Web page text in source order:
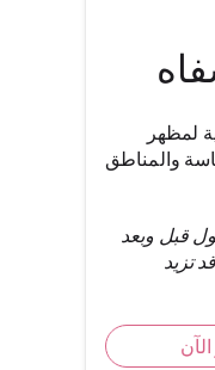
لمظهر
والمناطق
قبل وبعد
قد تزيد